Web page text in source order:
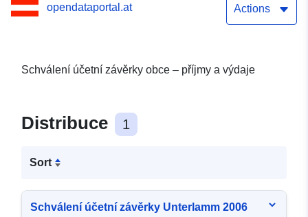
opendataportal.at Actions
Schválení účetní závěrky obce – příjmy a výdaje
Distribuce 1
Sort
Schválení účetní závěrky Unterlamm 2006